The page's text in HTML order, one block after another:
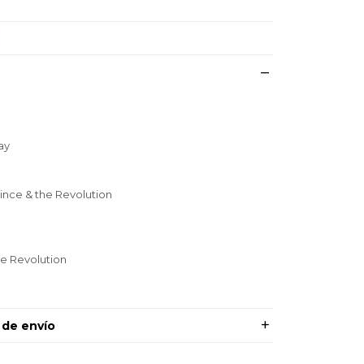
& the Revolution
Revolution
envío